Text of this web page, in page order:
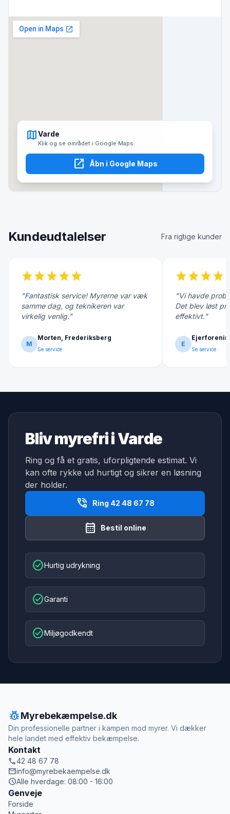
mapVarde
Klik og se området i Google Maps.
open_in_new Åbn i Google Maps
Kundeudtalelser Fra rigtige kunder
starstarstarstarstar
"Fantastisk service! Myrerne var væk
samme dag, og teknikeren var
virkelig venlig."
M
Morten, Frederiksberg
Se service
starstarstarstar
"Vi havde
Det blev løst
effektivt."
E
Se service
Bliv myrefri i Varde
Ring og få et gratis, uforpligtende estimat. Vi
kan ofte rykke ud hurtigt og sikrer en løsning
der holder.
phone_in_talk Ring 42 48 67 78
calendar_month Bestil online
check_circleHurtig udrykning
check_circleGaranti
check_circleMiljøgodkendt
pest_controlMyrebekæmpelse.dk
Din professionelle partner i kampen mod myrer. Vi dækker
hele landet med effektiv bekæmpelse.
Kontakt
call42 48 67 78
mailinfo@myrebekaempelse.dk
scheduleAlle hverdage: 08:00 - 16:00
Genveje
Forside